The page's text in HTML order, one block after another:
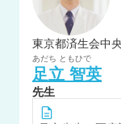
東京都済生会中
あだち ともひで
足立 智英
先生